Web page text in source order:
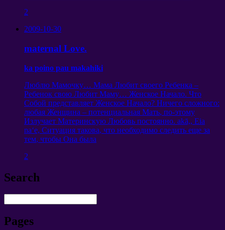
2
2009-10-30
maternal Love.
ka poino pau makahiki
Люблю Мамочку… Мама Любит своего Ребенка –
Ребенок свою Любит Маму… Женское Начало. Что
Собой представляет Женское Начало? Ничего сложного:
любая Женщина – потенциальная Мать, по-этому
Излучает Материнскую Любовь постоянно. akā,, Eia
naʻe, Ситуация такова, что необходимо следить еще за
тем, чтобы Она была
2
Search
Pages